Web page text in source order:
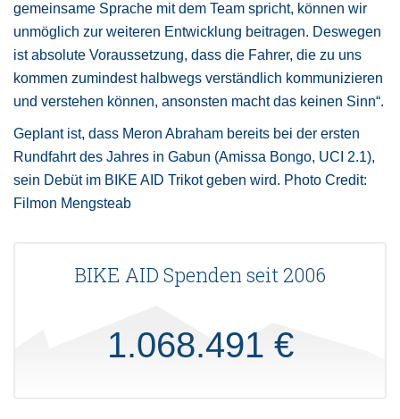
gemeinsame Sprache mit dem Team spricht, können wir
unmöglich zur weiteren Entwicklung beitragen. Deswegen
ist absolute Voraussetzung, dass die Fahrer, die zu uns
kommen zumindest halbwegs verständlich kommunizieren
und verstehen können, ansonsten macht das keinen Sinn“.
Geplant ist, dass Meron Abraham bereits bei der ersten
Rundfahrt des Jahres in Gabun (Amissa Bongo, UCI 2.1),
sein Debüt im BIKE AID Trikot geben wird. Photo Credit:
Filmon Mengsteab
BIKE AID Spenden seit 2006
1.068.491 €